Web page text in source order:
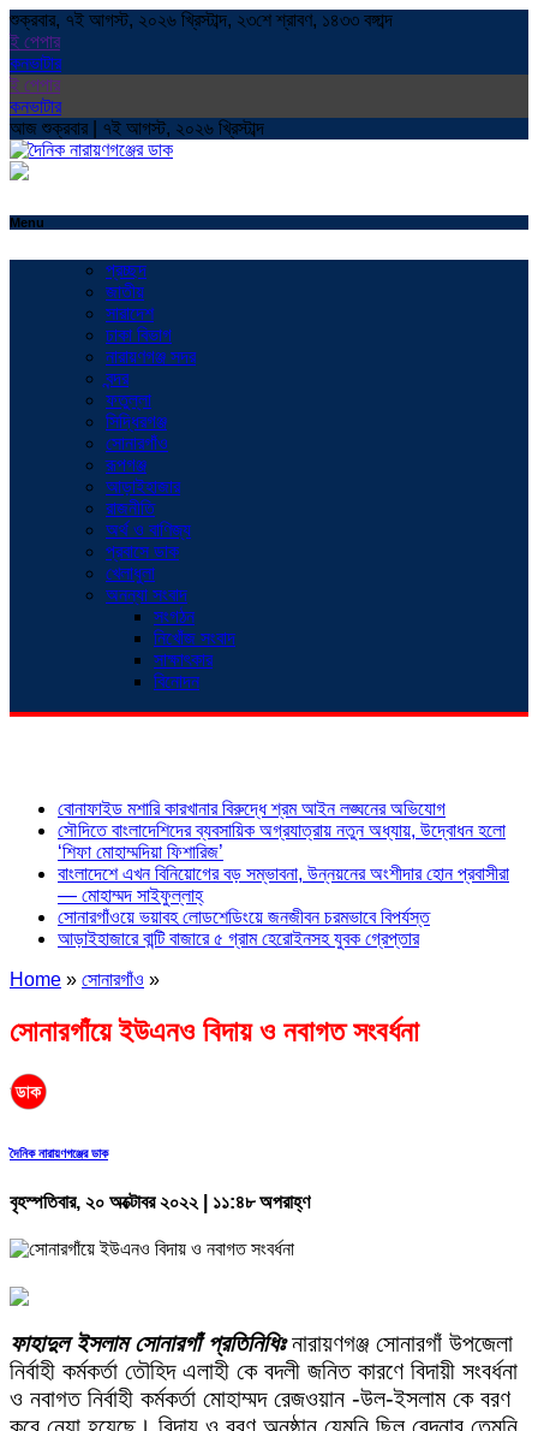
শুক্রবার, ৭ই আগস্ট, ২০২৬ খ্রিস্টাব্দ, ২৩শে শ্রাবণ, ১৪৩৩ বঙ্গাব্দ
ই পেপার
কনভাটার
ই পেপার
কনভাটার
আজ শুক্রবার | ৭ই আগস্ট, ২০২৬ খ্রিস্টাব্দ
Menu
প্রচ্ছদ
জাতীয়
সারাদেশ
ঢাকা বিভাগ
নারায়ণগঞ্জ সদর
বন্দর
ফতুল্লা
সিদ্ধিরগঞ্জ
সোনারগাঁও
রূপগঞ্জ
আড়াইহাজার
রাজনীতি
অর্থ ও বাণিজ্য
প্রবাসে ডাক
খেলাধুলা
অনন্যা সংবাদ
সংগঠন
নিখোঁজ সংবাদ
সাক্ষাৎকার
বিনোদন
বোনাফাইড মশারি কারখানার বিরুদ্ধে শ্রম আইন লঙ্ঘনের অভিযোগ
সৌদিতে বাংলাদেশিদের ব্যবসায়িক অগ্রযাত্রায় নতুন অধ্যায়, উদ্বোধন হলো
‘শিফা মোহাম্মদিয়া ফিশারিজ’
বাংলাদেশে এখন বিনিয়োগের বড় সম্ভাবনা, উন্নয়নের অংশীদার হোন প্রবাসীরা
— মোহাম্মদ সাইফুল্লাহ্
সোনারগাঁওয়ে ভয়াবহ লোডশেডিংয়ে জনজীবন চরমভাবে বিপর্যস্ত
আড়াইহাজারে বান্টি বাজারে ৫ গ্রাম হেরোইনসহ যুবক গ্রেপ্তার
Home » সোনারগাঁও »
সোনারগাঁয়ে ইউএনও বিদায় ও নবাগত সংবর্ধনা
দৈনিক নারায়ণগঞ্জের ডাক
বৃহস্পতিবার, ২০ অক্টোবর ২০২২ | ১১:৪৮ অপরাহ্ণ
ফাহাদুল ইসলাম সোনারগাঁ প্রতিনিধিঃ নারায়ণগঞ্জ সোনারগাঁ উপজেলা
নির্বাহী কর্মকর্তা তৌহিদ এলাহী কে বদলী জনিত কারণে বিদায়ী সংবর্ধনা
ও নবাগত নির্বাহী কর্মকর্তা মোহাম্মদ রেজওয়ান -উল-ইসলাম কে বরণ